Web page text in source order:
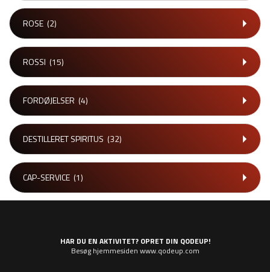
ROSE (2)
ROSSI (15)
FORDØJELSER (4)
DESTILLERET SPIRITUS (32)
CAP-SERVICE (1)
HAR DU EN AKTIVITET? OPRET DIN QODEUP!
Besøg hjemmesiden www.qodeup.com